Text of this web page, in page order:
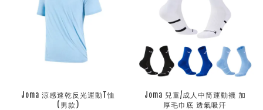
Joma 涼感速乾反光運動T恤
(男款)
Joma 兒童/成人中筒運動襪 加
厚毛巾底 透氣吸汗